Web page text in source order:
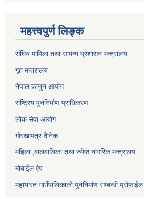
महत्त्वपुर्ण लिङ्क
संघिय मामिला तथा सामन्य प्रशासन मन्त्रालय
गृह मन्त्रालय
नेपाल कानुन आयोग
राष्ट्रिय पुननिर्माण प्राधिकरण
लोक सेवा आयोग
गोरखापत्र दैनिक
महिला ,बालबालिका तथा ज्येष्ठ नागरिक मन्त्रालय
मोबाईल ऐप
महाभारत गाउँपालिकाको पुननिर्माण सम्बन्धी प्रोफाईल